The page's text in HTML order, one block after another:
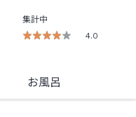
集計中
4.0
お風呂